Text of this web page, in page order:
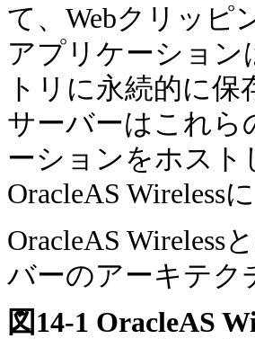
て、Webクリッピ
アプリケーション
トリに永続的に保
サーバーはこれら
ーションをホス
OracleAS Wireless
OracleAS Wireless
バーのアーキテク
図14-1 OracleAS